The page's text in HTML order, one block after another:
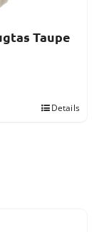
Taupe
Details